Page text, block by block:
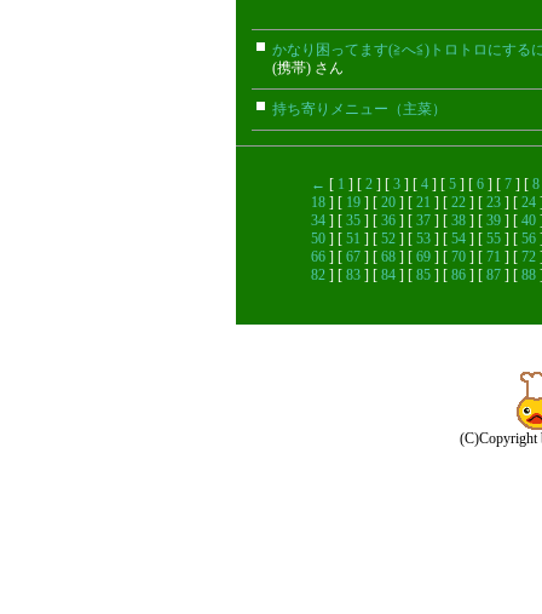
かなり困ってます(≧へ≦)トロトロにする
(携帯) さん
持ち寄りメニュー（主菜）
← [ 1 ] [ 2 ] [ 3 ] [ 4 ] [ 5 ] [ 6 ] [ 7 ] [ 8
18 ] [ 19 ] [ 20 ] [ 21 ] [ 22 ] [ 23 ] [ 24
34 ] [ 35 ] [ 36 ] [ 37 ] [ 38 ] [ 39 ] [ 40
50 ] [ 51 ] [ 52 ] [ 53 ] [ 54 ] [ 55 ] [ 56
66 ] [ 67 ] [ 68 ] [ 69 ] [ 70 ] [ 71 ] [ 72
82 ] [ 83 ] [ 84 ] [ 85 ] [ 86 ] [ 87 ] [ 88